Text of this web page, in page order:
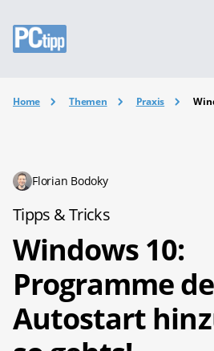
Home Themen Praxis
Florian Bodoky
Tipps & Tricks
Windows 10:
Programme
Autostart